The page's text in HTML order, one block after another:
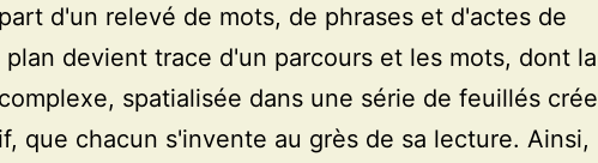
d'un relevé de mots, de phrases et d'actes de
plan devient trace d'un parcours et les mots, dont la
spatialisée dans une série de feuillés crée
que chacun s'invente au grès de sa lecture. Ainsi,